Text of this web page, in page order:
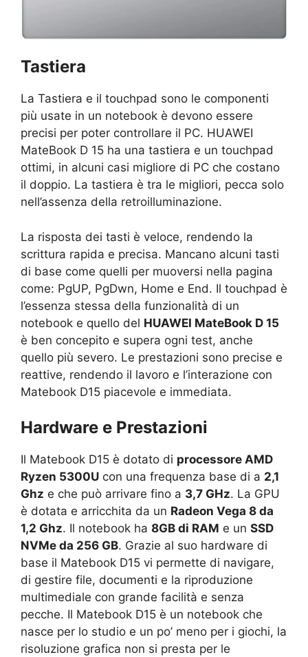
Tastiera
La Tastiera e il touchpad sono le componenti
più usate in un notebook è devono essere
precisi per poter controllare il PC. HUAWEI
MateBook D 15 ha una tastiera e un touchpad
ottimi, in alcuni casi migliore di PC che costano
il doppio. La tastiera è tra le migliori, pecca solo
nell’assenza della retroilluminazione.
La risposta dei tasti è veloce, rendendo la
scrittura rapida e precisa. Mancano alcuni tasti
di base come quelli per muoversi nella pagina
come: PgUP, PgDwn, Home e End. Il touchpad è
l’essenza stessa della funzionalità di un
notebook e quello del HUAWEI MateBook D 15
è ben concepito e supera ogni test, anche
quello più severo. Le prestazioni sono precise e
reattive, rendendo il lavoro e l’interazione con
Matebook D15 piacevole e immediata.
Hardware e Prestazioni
Il Matebook D15 è dotato di processore AMD
Ryzen 5300U con una frequenza base di a 2,1
Ghz e che può arrivare fino a 3,7 GHz. La GPU
è dotata e arricchita da un Radeon Vega 8 da
1,2 Ghz. Il notebook ha 8GB di RAM e un SSD
NVMe da 256 GB. Grazie al suo hardware di
base il Matebook D15 vi permette di navigare,
di gestire file, documenti e la riproduzione
multimediale con grande facilità e senza
pecche. Il Matebook D15 è un notebook che
nasce per lo studio e un po’ meno per i giochi, la
risoluzione grafica non si presta per le